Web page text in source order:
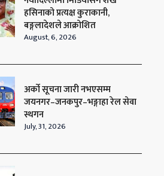
हसिनाको प्रत्यक्ष कुराकानी,
बङ्गलादेशले आक्रोशित
August, 6, 2026
अर्को सूचना जारी नभएसम्म
जयनगर–जनकपुर–भङ्गाहा रेल सेवा
स्थगन
July, 31, 2026